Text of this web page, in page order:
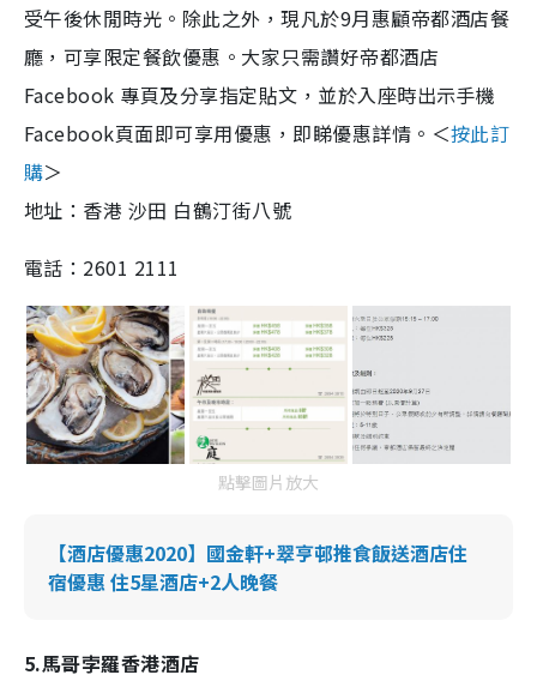
受午後休閒時光。除此之外，現凡於9月惠顧帝都酒店餐
廳，可享限定餐飲優惠。大家只需讚好帝都酒店
Facebook 專頁及分享指定貼文，並於入座時出示手機
Facebook頁面即可享用優惠，即睇優惠詳情。 ＜按此訂
購＞
地址：香港 沙田 白鶴汀街八號
電話：2601 2111
點擊圖片放大
【酒店優惠2020】國金軒+翠亨邨推食飯送酒店住
宿優惠 住5星酒店+2人晚餐
5.馬哥孛羅香港酒店